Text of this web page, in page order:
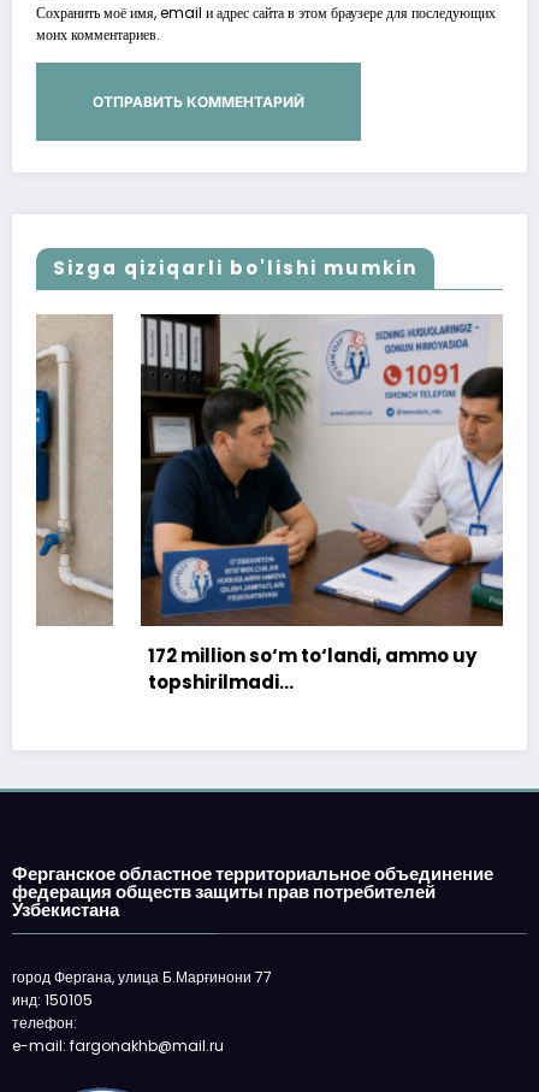
Сохранить моё имя, email и адрес сайта в этом браузере для последующих
моих комментариев.
Sizga qiziqarli bo'lishi mumkin
172 million so‘m to‘landi, ammo uy
topshirilmadi…
Ферганское областное территориальное объединение
федерация обществ защиты прав потребителей
Узбекистана
город Фергана, улица Б.Марғинони 77
инд: 150105
телефон:
e-mail: fargonakhb@mail.ru